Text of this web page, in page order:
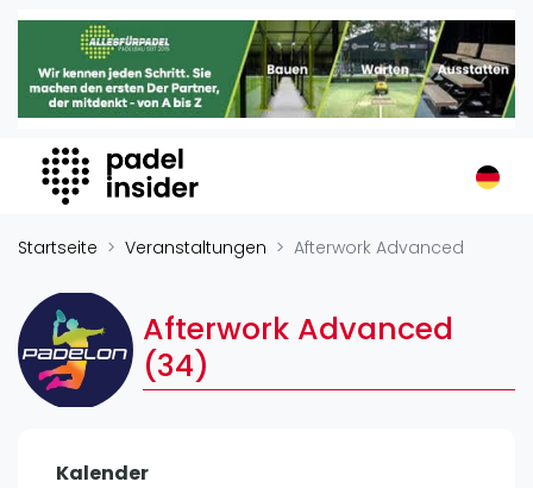
Padel Insider
Home
Organisationen
Buchungssysteme
Padel-Shops
Padelplatzbauer
Verschiedenes
Veranstaltungen
International
Startseite Veranstaltungen Afterwork Advanced
Afterwork Advanced
(34)
Kalender